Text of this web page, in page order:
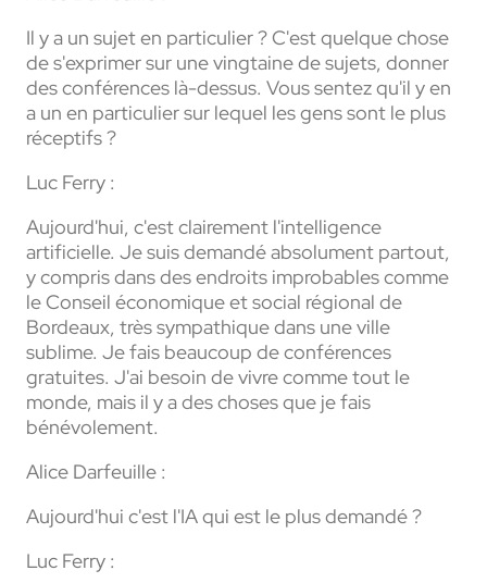
Il y a un sujet en particulier ? C'est quelque chose
de s'exprimer sur une vingtaine de sujets, donner
des conférences là-dessus. Vous sentez qu'il y en
a un en particulier sur lequel les gens sont le plus
réceptifs ?
Luc Ferry :
Aujourd'hui, c'est clairement l'intelligence
artificielle. Je suis demandé absolument partout,
y compris dans des endroits improbables comme
le Conseil économique et social régional de
Bordeaux, très sympathique dans une ville
sublime. Je fais beaucoup de conférences
gratuites. J'ai besoin de vivre comme tout le
monde, mais il y a des choses que je fais
bénévolement.
Alice Darfeuille :
Aujourd'hui c'est l'IA qui est le plus demandé ?
Luc Ferry :